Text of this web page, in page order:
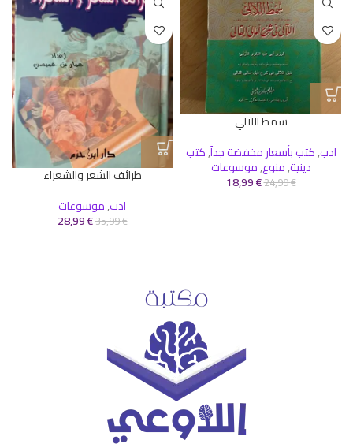
سمط اللآلي
ادب,كتب بأسعار مخفضة جداً,كتب
دينية,منوع,موسوعات
24,99€
18,99€
طرائف الشعر والشعراء
ادب,موسوعات
35,99€
28,99€